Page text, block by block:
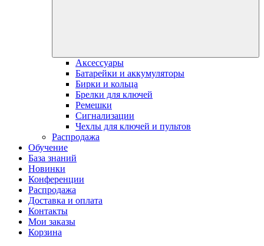
Аксессуары
Батарейки и аккумуляторы
Бирки и кольца
Брелки для ключей
Ремешки
Сигнализации
Чехлы для ключей и пультов
Распродажа
Обучение
База знаний
Новинки
Конференции
Распродажа
Доставка и оплата
Контакты
Мои заказы
Корзина